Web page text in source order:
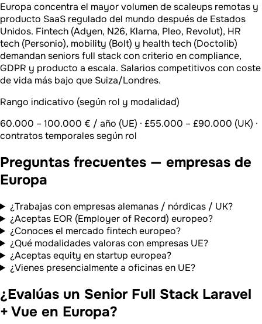
Europa concentra el mayor volumen de scaleups remotas y
producto SaaS regulado del mundo después de Estados
Unidos. Fintech (Adyen, N26, Klarna, Pleo, Revolut), HR
tech (Personio), mobility (Bolt) y health tech (Doctolib)
demandan seniors full stack con criterio en compliance,
GDPR y producto a escala. Salarios competitivos con coste
de vida más bajo que Suiza/Londres.
Rango indicativo (según rol y modalidad)
60.000 – 100.000 € / año (UE) · £55.000 – £90.000 (UK) ·
contratos temporales según rol
Preguntas frecuentes — empresas de
Europa
¿Trabajas con empresas alemanas / nórdicas / UK?
¿Aceptas EOR (Employer of Record) europeo?
¿Conoces el mercado fintech europeo?
¿Qué modalidades valoras con empresas UE?
¿Aceptas equity en startup europea?
¿Vienes presencialmente a oficinas en UE?
¿Evalúas un Senior Full Stack Laravel
+ Vue en Europa?